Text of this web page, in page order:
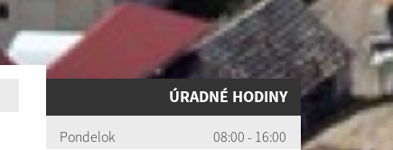
ÚRADNÉ HODINY
Pondelok
08:00 - 16:00